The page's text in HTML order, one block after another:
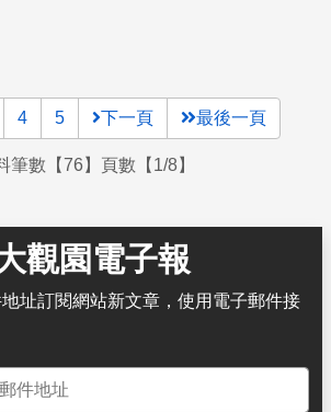
4 5 下一頁 最後一頁
筆數【76】頁數【1/8】
觀園電子報
址訂閱網站新文章，使用電子郵件接